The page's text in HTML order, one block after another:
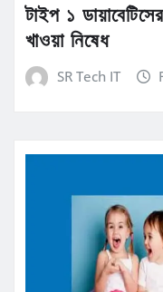
টাইপ ১
খাওয়া নিষেধ
SR Tech IT